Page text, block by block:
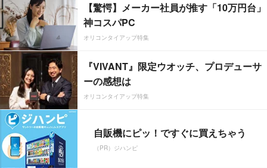
【驚愕】メーカー社員が推す「10万円台」
神コスパPC
オリコンタイアップ特集
『VIVANT』限定ウオッチ、プロデューサ
ーの感想は
オリコンタイアップ特集
自販機にピッ！ですぐに買えちゃう
（PR）ジハンピ